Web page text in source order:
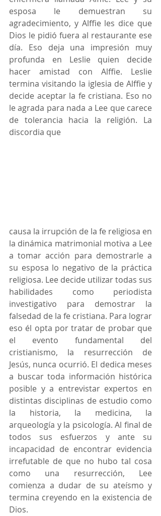
esposa le demuestran su
agradecimiento, y Alffie les dice que
Dios le pidió fuera al restaurante ese
día. Eso deja una impresión muy
profunda en Leslie quien decide
hacer amistad con Alffie. Leslie
termina visitando la iglesia de Alffie y
decide aceptar la fe cristiana. Eso no
le agrada para nada a Lee que carece
de tolerancia hacia la religión. La
discordia que
causa la irrupción de la fe religiosa en
la dinámica matrimonial motiva a Lee
a tomar acción para demostrarle a
su esposa lo negativo de la práctica
religiosa. Lee decide utilizar todas sus
habilidades como periodista
investigativo para demostrar la
falsedad de la fe cristiana. Para lograr
eso él opta por tratar de probar que
el evento fundamental del
cristianismo, la resurrección de
Jesús, nunca ocurrió. El dedica meses
a buscar toda información histórica
posible y a entrevistar expertos en
distintas disciplinas de estudio como
la historia, la medicina, la
arqueología y la psicología. Al final de
todos sus esfuerzos y ante su
incapacidad de encontrar evidencia
irrefutable de que no hubo tal cosa
como una resurrección, Lee
comienza a dudar de su ateísmo y
termina creyendo en la existencia de
Dios.